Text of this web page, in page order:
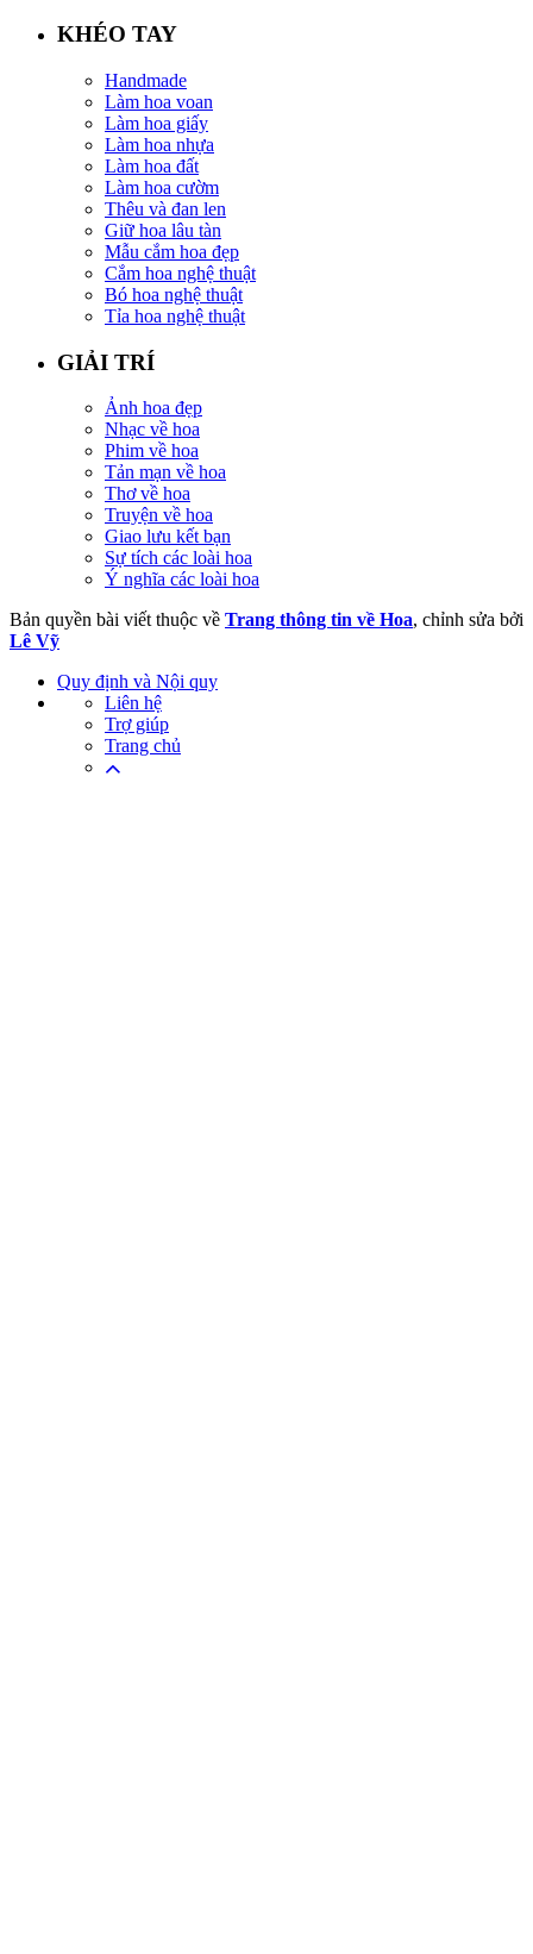
KHÉO TAY
Handmade
Làm hoa voan
Làm hoa giấy
Làm hoa nhựa
Làm hoa đất
Làm hoa cườm
Thêu và đan len
Giữ hoa lâu tàn
Mẫu cắm hoa đẹp
Cắm hoa nghệ thuật
Bó hoa nghệ thuật
Tỉa hoa nghệ thuật
GIẢI TRÍ
Ảnh hoa đẹp
Nhạc về hoa
Phim về hoa
Tản mạn về hoa
Thơ về hoa
Truyện về hoa
Giao lưu kết bạn
Sự tích các loài hoa
Ý nghĩa các loài hoa
Bản quyền bài viết thuộc về Trang thông tin về Hoa, chỉnh sửa bởi
Lê Vỹ
Quy định và Nội quy
Liên hệ
Trợ giúp
Trang chủ